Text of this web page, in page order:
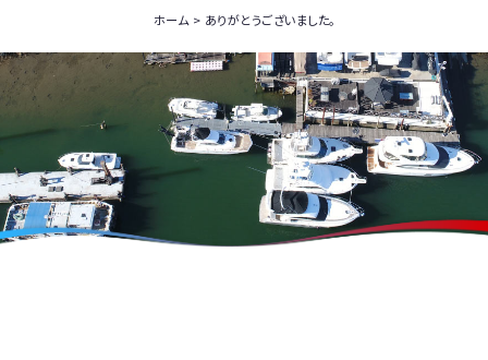
ホーム ありがとうございました。